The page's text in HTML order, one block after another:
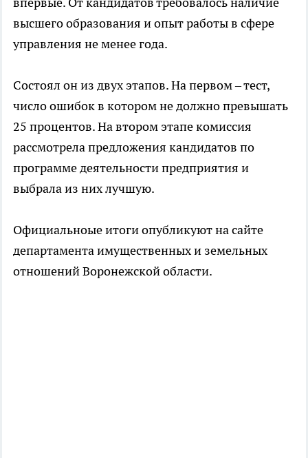
высшего образования и опыт работы в сфере
управления не менее года.
Cостоял он из двух этапов. На первом – тест,
число ошибок в котором не должно превышать
25 процентов. На втором этапе комиссия
рассмотрела предложения кандидатов по
программе деятельности предприятия и
выбрала из них лучшую.
Официальноые итоги опубликуют на сайте
департамента имущественных и земельных
отношений Воронежской области.